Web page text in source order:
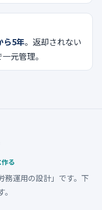
ら5年。返却されない
元管理。
る
務運用の設計」です。下